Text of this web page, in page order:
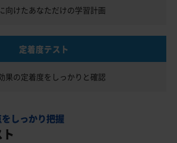
向けたあなただけの学習計画
定着度テスト
果の定着度を しっかりと確認
しっかり把握